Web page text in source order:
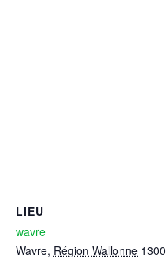
LIEU
wavre
Wavre, Région Wallonne 1300